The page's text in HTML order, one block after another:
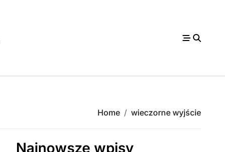
Home wieczorne wyjście
Najnowsze wpisy